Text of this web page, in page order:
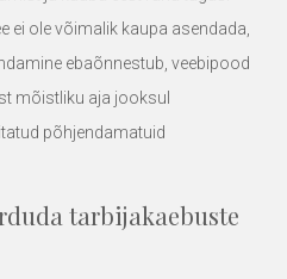
ei ole võimalik kaupa asendada,
ebaõnnestub, veebipood
mõistliku aja jooksul
põhjendamatuid
tarbijakaebuste